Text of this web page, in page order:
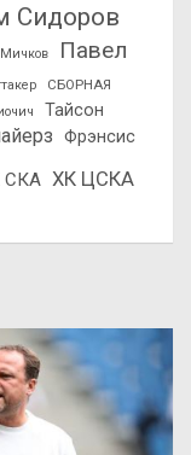
Сидоров
Павел
СБОРНАЯ
Тайсон
Фрэнсис
СКА ХК ЦСКА